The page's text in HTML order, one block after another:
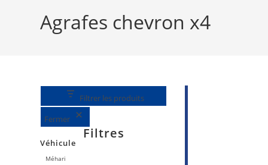
Agrafes chevron x4
Filtrer les produits
Fermer
Filtres
Véhicule
Véhicule
Méhari